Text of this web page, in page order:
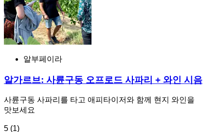
알부페이라
알가르브: 사륜구동 오프로드 사파리 + 와인 시음
사륜구동 사파리를 타고 애피타이저와 함께 현지 와인을
맛보세요
5 (1)